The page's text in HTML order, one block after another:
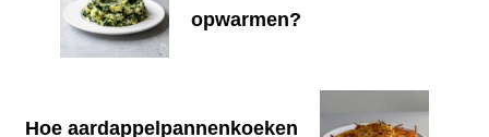
opwarmen?
Hoe aardappelpannenkoeken